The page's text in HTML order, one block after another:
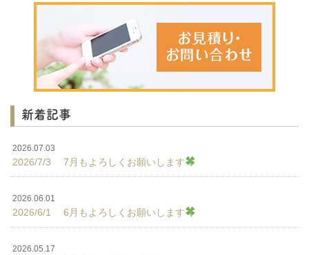
新着記事
2026.07.03
2026/7/3 7月もよろしくお願いします
2026.06.01
2026/6/1 6月もよろしくお願いします
2026.05.17